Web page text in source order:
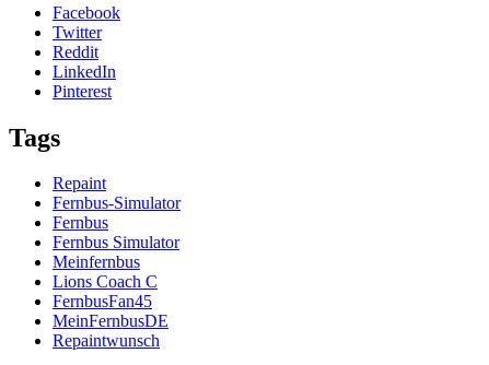
Facebook
Twitter
Reddit
LinkedIn
Pinterest
Tags
Repaint
Fernbus-Simulator
Fernbus
Fernbus Simulator
Meinfernbus
Lions Coach C
FernbusFan45
MeinFernbusDE
Repaintwunsch